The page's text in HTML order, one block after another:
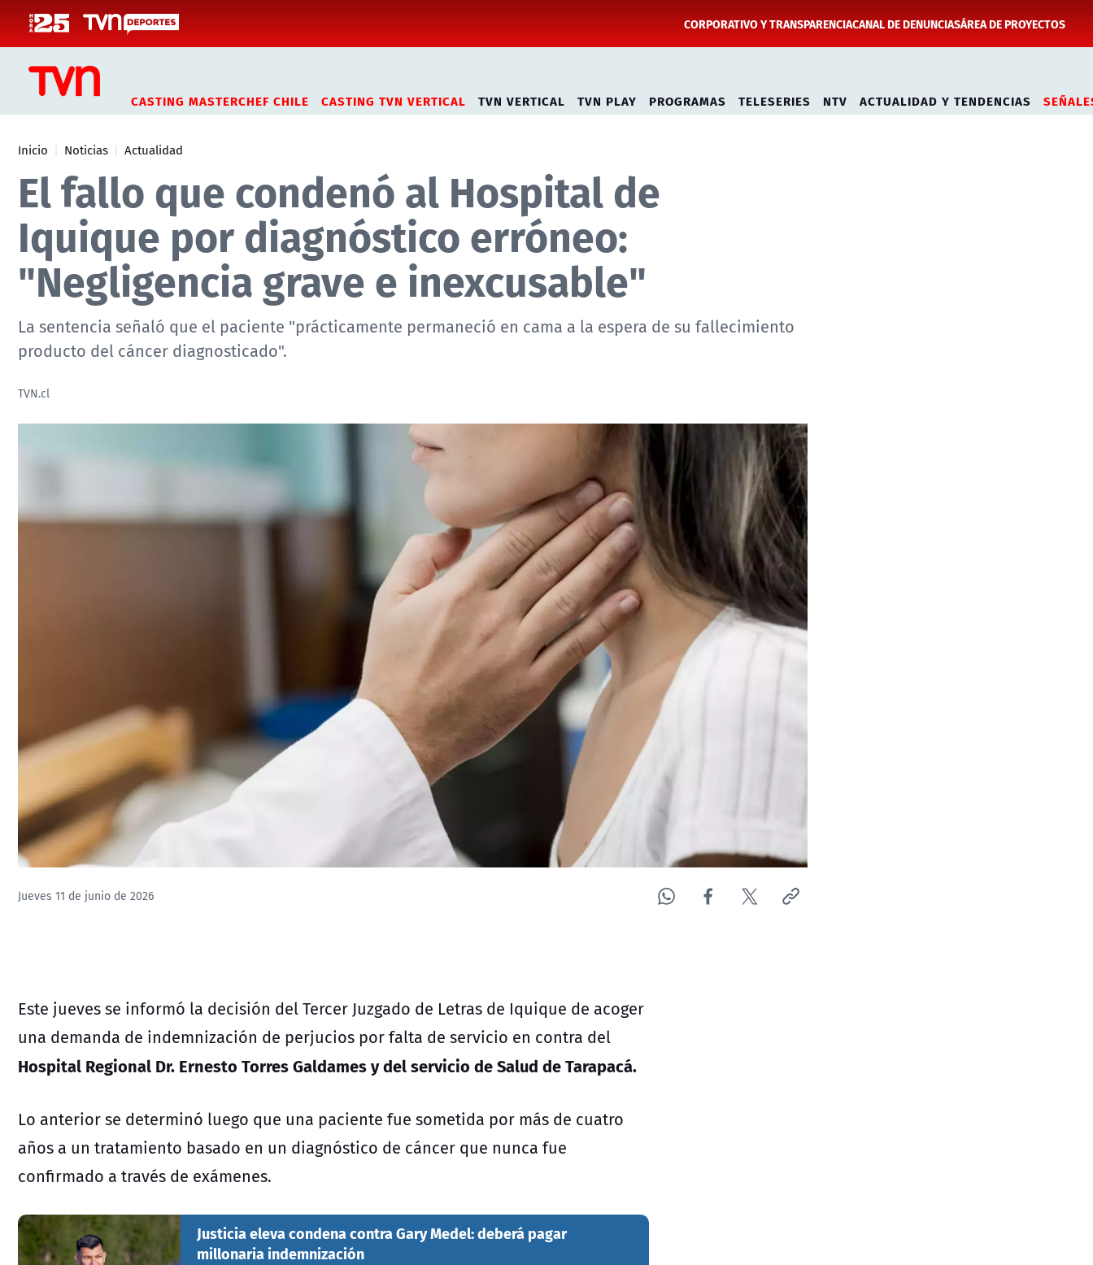
CORPORATIVO Y TRANSPARENCIACANAL DE DENUNCIASÁREA DE PROYECTOS
CASTING MASTERCHEF CHILE CASTING TVN VERTICAL TVN VERTICAL TVN PLAY PROGRAMAS TELESERIES NTV ACTUALIDAD Y TENDENCIAS
Inicio Noticias Actualidad
El fallo que condenó al Hospital de
Iquique por diagnóstico erróneo:
"Negligencia grave e inexcusable"
La sentencia señaló que el paciente "prácticamente permaneció en cama a la espera de su fallecimiento
producto del cáncer diagnosticado".
TVN.cl
Jueves 11 de junio de 2026
Este jueves se informó la decisión del Tercer Juzgado de Letras de Iquique de acoger
una demanda de indemnización de perjucios por falta de servicio en contra del
Hospital Regional Dr. Ernesto Torres Galdames y del servicio de Salud de Tarapacá.
Lo anterior se determinó luego que una paciente fue sometida por más de cuatro
años a un tratamiento basado en un diagnóstico de cáncer que nunca fue
confirmado a través de exámenes.
Justicia eleva condena contra Gary Medel: deberá pagar
millonaria indemnización